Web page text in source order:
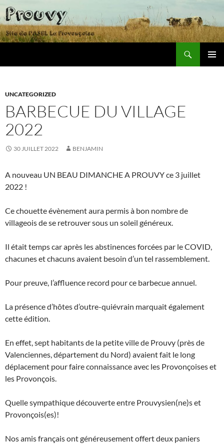
UNCATEGORIZED
BARBECUE DU VILLAGE
2022
30 JUILLET 2022 BENJAMIN
A nouveau UN BEAU DIMANCHE A PROUVY ce 3 juillet
2022 !
Ce chouette évènement aura permis à bon nombre de
villageois de se retrouver sous un soleil généreux.
Il était temps car après les abstinences forcées par le COVID,
chacunes et chacuns avaient besoin d’un tel rassemblement.
Pour preuve, l’affluence record pour ce barbecue annuel.
La présence d’hôtes d’outre-quiévrain marquait également
cette édition.
En effet, sept habitants de la petite ville de Prouvy (près de
Valenciennes, département du Nord) avaient fait le long
déplacement pour faire connaissance avec les Provonçoises et
les Provonçois.
Quelle sympathique découverte entre Prouvysien(ne)s et
Provonçois(es)!
Nos amis français ont généreusement offert deux paniers